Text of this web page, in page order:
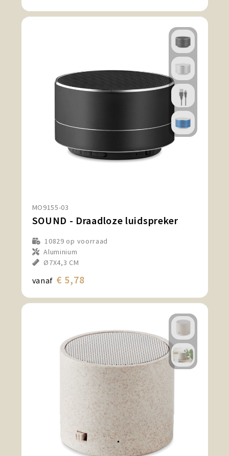
MO9155-03
SOUND - Draadloze luidspreker
10829 op voorraad
Aluminium
Ø7X4,3 CM
vanaf € 5,78